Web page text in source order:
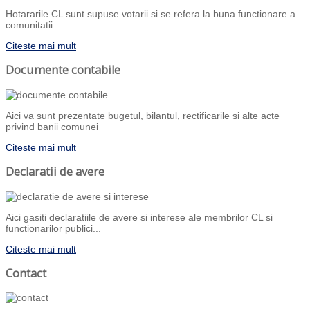
Hotararile CL sunt supuse votarii si se refera la buna functionare a
comunitatii...
Citeste mai mult
Documente contabile
Aici va sunt prezentate bugetul, bilantul, rectificarile si alte acte
privind banii comunei
Citeste mai mult
Declaratii de avere
Aici gasiti declaratiile de avere si interese ale membrilor CL si
functionarilor publici...
Citeste mai mult
Contact